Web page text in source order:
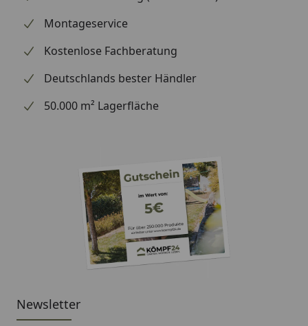
Montageservice
Kostenlose Fachberatung
Deutschlands bester Händler
50.000 m² Lagerfläche
Newsletter